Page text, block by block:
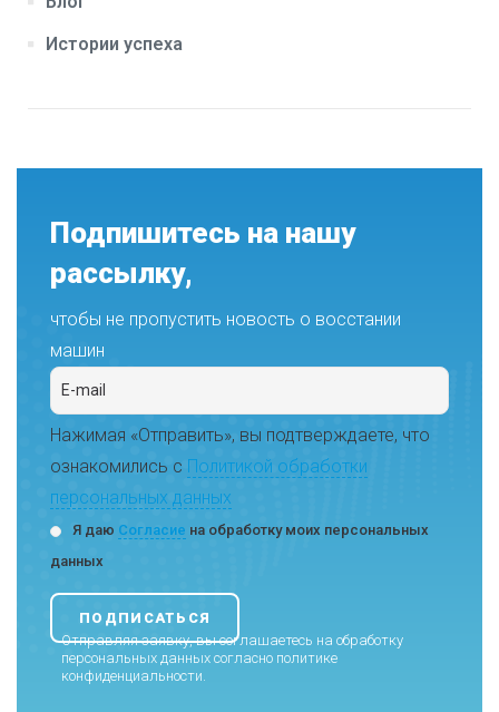
Истории успеха
Подпишитесь на нашу
рассылку,
чтобы не пропустить новость о восстании
машин
Нажимая «Отправить», вы подтверждаете, что
ознакомились с Политикой обработки
персональных данных
Я даю Согласие на обработку моих персональных
данных
Отправляя заявку, вы соглашаетесь на обработку
персональных данных согласно политике
конфиденциальности.